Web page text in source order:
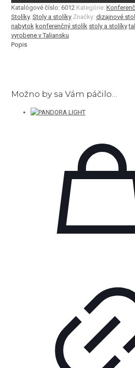
Katalógové číslo: 6012 Kategórie:
Stolíky, Stoly a stolíky Značky: dizajnové
nabytok konferenčný stolík stoly a stolíky
vyrobene v Taliansku
Popis
Možno by sa Vám páčilo…